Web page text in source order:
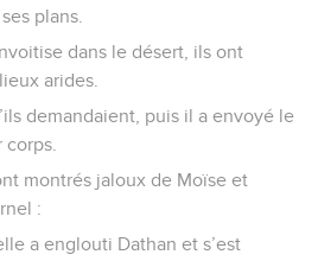
plans.
dans le désert, ils ont
arides.
demandaient, puis il a envoyé le
montrés jaloux de Moïse et
:
a englouti Dathan et s’est